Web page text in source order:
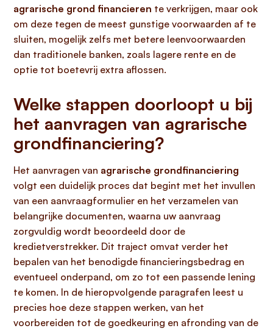
agrarische grond financieren te verkrijgen, maar ook
om deze tegen de meest gunstige voorwaarden af te
sluiten, mogelijk zelfs met betere leenvoorwaarden
dan traditionele banken, zoals lagere rente en de
optie tot boetevrij extra aflossen.
Welke stappen doorloopt u bij
het aanvragen van agrarische
grondfinanciering?
Het aanvragen van agrarische grondfinanciering
volgt een duidelijk proces dat begint met het invullen
van een aanvraagformulier en het verzamelen van
belangrijke documenten, waarna uw aanvraag
zorgvuldig wordt beoordeeld door de
kredietverstrekker. Dit traject omvat verder het
bepalen van het benodigde financieringsbedrag en
eventueel onderpand, om zo tot een passende lening
te komen. In de hieropvolgende paragrafen leest u
precies hoe deze stappen werken, van het
voorbereiden tot de goedkeuring en afronding van de